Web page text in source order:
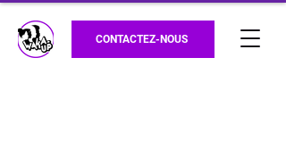
CONTACTEZ-NOUS